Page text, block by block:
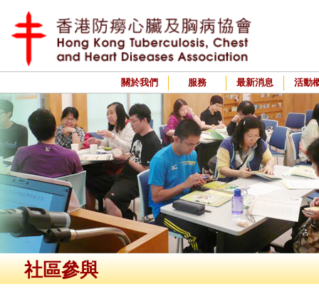
關於我們 服務 最新消息 活動
社區參與